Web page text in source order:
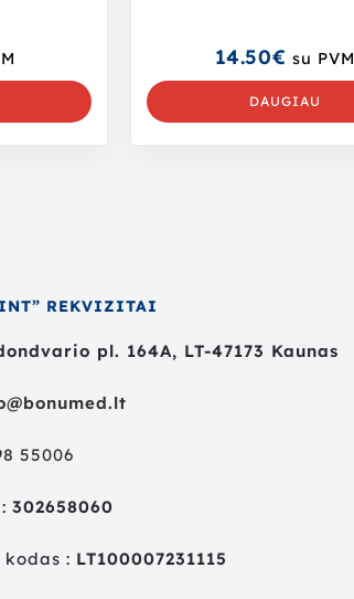
14.50€ su PVM
DAUGIAU
REKVIZITAI
pl. 164A, LT-47173 Kaunas
55006
:302658060
kodas : LT100007231115